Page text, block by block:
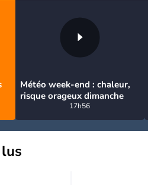
Météo week-end : chaleur,
risque orageux dimanche
17h56